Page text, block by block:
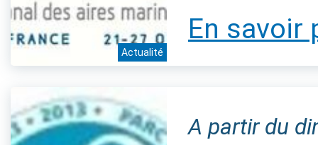
Actualité
En savoir
A partir du